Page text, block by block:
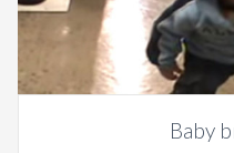
Baby